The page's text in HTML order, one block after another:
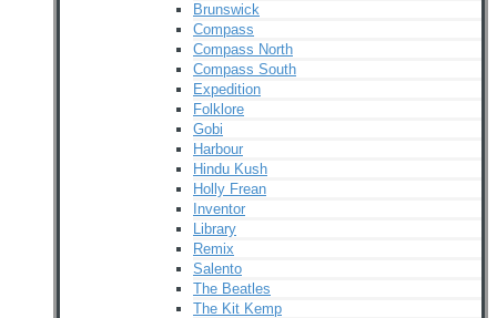
Brunswick
Compass
Compass North
Compass South
Expedition
Folklore
Gobi
Harbour
Hindu Kush
Holly Frean
Inventor
Library
Remix
Salento
The Beatles
The Kit Kemp